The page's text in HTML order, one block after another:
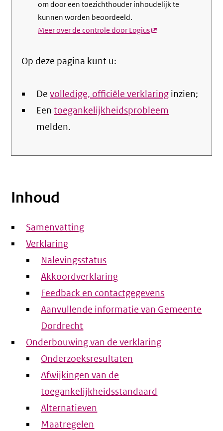
om door een toezichthouder inhoudelijk te
kunnen worden beoordeeld.
Meer over de controle door Logius(externe
Op deze pagina kunt u:
Devolledige, officiële verklaring inzien;
Eentoegankelijkheidsprobleem
melden.
Inhoud
Samenvatting
Verklaring
Nalevingsstatus
Akkoordverklaring
Feedback en contactgegevens
Aanvullende informatie van Gemeente
Dordrecht
Onderbouwing van de verklaring
Onderzoeksresultaten
Afwijkingen van de
toegankelijkheidsstandaard
Alternatieven
Maatregelen